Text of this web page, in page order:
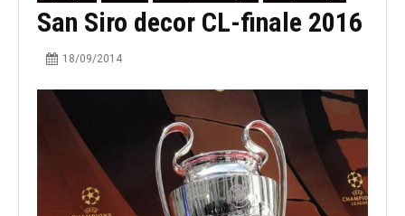
San Siro decor CL-finale 2016
18/09/2014